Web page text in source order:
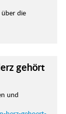
die
gehört
und